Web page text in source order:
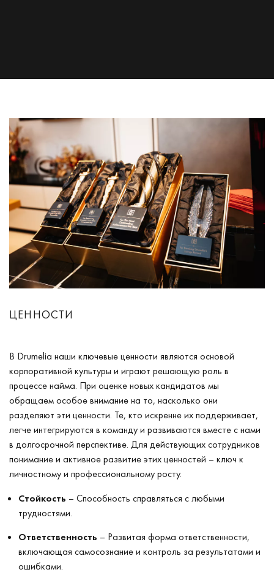
ЦЕННОСТИ
В Drumelia наши ключевые ценности являются основой
корпоративной культуры и играют решающую роль в
процессе найма. При оценке новых кандидатов мы
обращаем особое внимание на то, насколько они
разделяют эти ценности. Те, кто искренне их поддерживает,
легче интегрируются в команду и развиваются вместе с нами
в долгосрочной перспективе. Для действующих сотрудников
понимание и активное развитие этих ценностей – ключ к
личностному и профессиональному росту.
Стойкость – Способность справляться с любыми
трудностями.
Ответственность – Развитая форма ответственности,
включающая самосознание и контроль за результатами и
ошибками.